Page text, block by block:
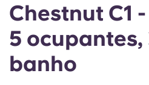
Chinese
Español
Chestnut C1
5 ocupantes,
banho